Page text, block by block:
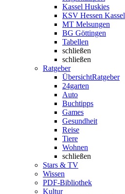
Kassel Huskies
KSV Hessen Kassel
MT Melsungen
BG Göttingen
Tabellen
schließen
schließen
Ratgeber
ÜbersichtRatgeber
24garten
Auto
Buchtipps
Games
Gesundheit
Reise
Tiere
Wohnen
schließen
Stars & TV
Wissen
PDF-Bibliothek
Kultur